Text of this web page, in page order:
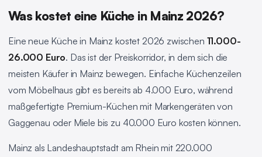
Was kostet eine Küche in Mainz 2026?
Eine neue Küche in Mainz kostet 2026 zwischen 11.000-
26.000 Euro. Das ist der Preiskorridor, in dem sich die
meisten Käufer in Mainz bewegen. Einfache Küchenzeilen
vom Möbelhaus gibt es bereits ab 4.000 Euro, während
maßgefertigte Premium-Küchen mit Markengeräten von
Gaggenau oder Miele bis zu 40.000 Euro kosten können.
Mainz als Landeshauptstadt am Rhein mit 220.000